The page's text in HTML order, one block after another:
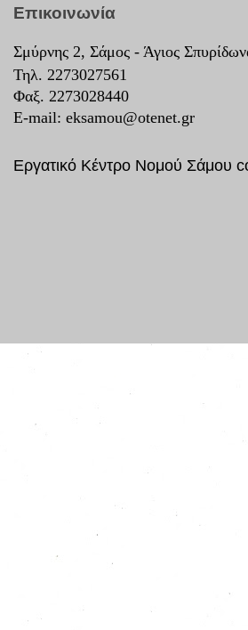
Επικοινωνία
Σμύρνης 2, Σάμος - Άγιος
Τηλ. 2273027561
Φαξ. 2273028440
E-mail: eksamou@otenet.gr
Εργατικό Κέντρο Νομού Σάμου